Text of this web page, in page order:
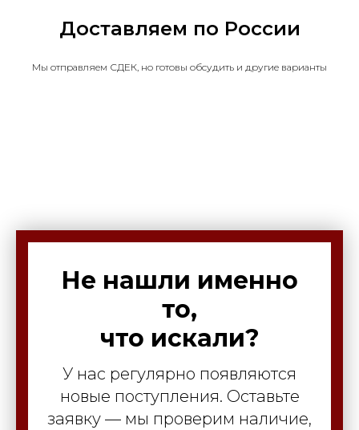
Доставляем по России
Мы отправляем СДЕК, но готовы обсудить и другие варианты
Не нашли именно
то,
что искали?
У нас регулярно появляются
новые поступления. Оставьте
заявку — мы проверим наличие,